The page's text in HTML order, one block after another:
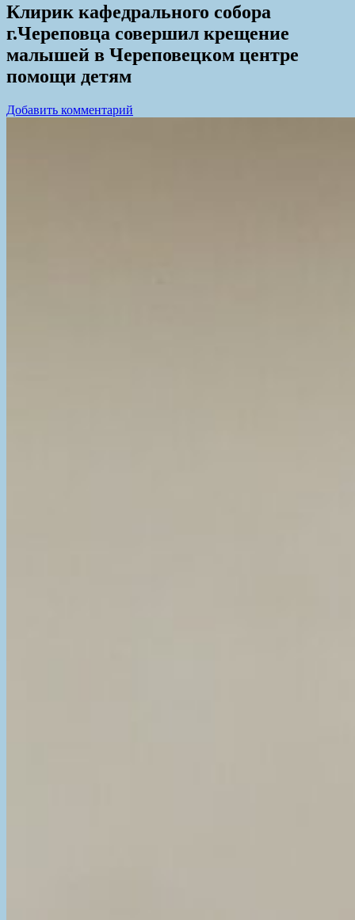
Клирик кафедрального собора
г.Череповца совершил крещение
малышей в Череповецком центре
помощи детям
Добавить комментарий